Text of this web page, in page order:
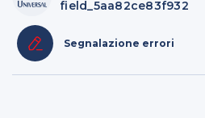
field_5aa82ce83f932
Segnalazione errori